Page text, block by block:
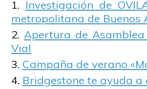
Investigación de
metropolitana de Buenos
Apertura de
Vial
Campaña de verano
Bridgestone te ayuda